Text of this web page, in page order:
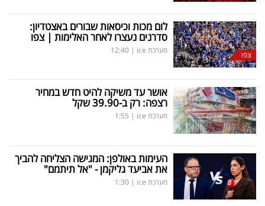
צפו
לום מכות וכיסאות שבורים באצטדיון:
סדרנים נעצרו לאחר האלימות | צפו
מערכת ice |
12:40
אושר עד משיקה להיט חדש במחיר
רצפה: רק ב-39.90 שקל
מערכת ice |
1:55
העימות באולפן: המגישה הצליחה להביך
את אביעד גליקמן - "אל תיתמם"
מערכת ice |
1:30